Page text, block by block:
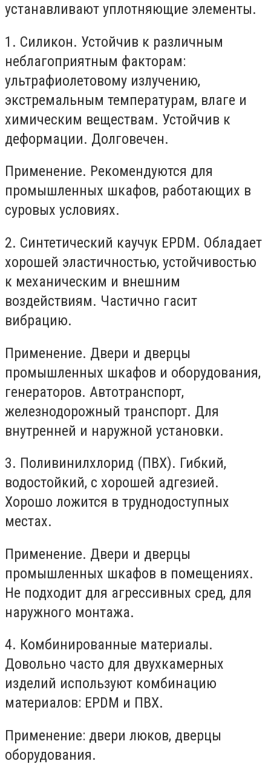
устанавливают уплотняющие элементы.
1. Силикон. Устойчив к различным
неблагоприятным факторам:
ультрафиолетовому излучению,
экстремальным температурам, влаге и
химическим веществам. Устойчив к
деформации. Долговечен.
Применение. Рекомендуются для
промышленных шкафов, работающих в
суровых условиях.
2. Синтетический каучук EPDM. Обладает
хорошей эластичностью, устойчивостью
к механическим и внешним
воздействиям. Частично гасит
вибрацию.
Применение. Двери и дверцы
промышленных шкафов и оборудования,
генераторов. Автотранспорт,
железнодорожный транспорт. Для
внутренней и наружной установки.
3. Поливинилхлорид (ПВХ). Гибкий,
водостойкий, с хорошей адгезией.
Хорошо ложится в труднодоступных
местах.
Применение. Двери и дверцы
промышленных шкафов в помещениях.
Не подходит для агрессивных сред, для
наружного монтажа.
4. Комбинированные материалы.
Довольно часто для двухкамерных
изделий используют комбинацию
материалов: EPDM и ПВХ.
Применение: двери люков, дверцы
оборудования.